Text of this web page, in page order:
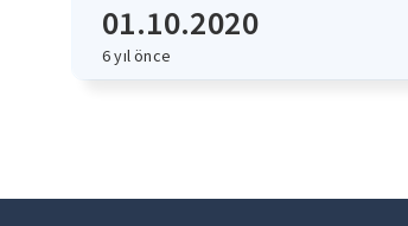
01.10.2020
6 yıl önce